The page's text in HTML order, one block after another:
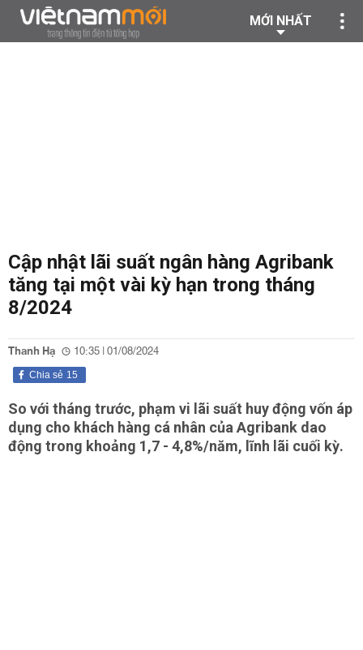
MỚI NHẤT
Cập nhật lãi suất ngân hàng Agribank
tăng tại một vài kỳ hạn trong tháng
8/2024
Thanh Hạ 10:35 | 01/08/2024
15
Chia sẻ
So với tháng trước, phạm vi lãi suất huy động vốn áp
dụng cho khách hàng cá nhân của Agribank dao
động trong khoảng 1,7 - 4,8%/năm, lĩnh lãi cuối kỳ.